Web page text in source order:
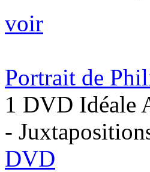
voir
Portrait de
1 DVD Idéale
-
DVD